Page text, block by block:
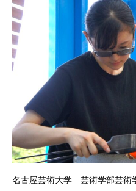
名古屋芸術大学 芸術学部芸術